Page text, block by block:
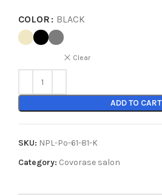
COLOR BLACK
Clear
ADD TO CART
SKU: NPL-Po-61-81-K
Category: Covorase salon